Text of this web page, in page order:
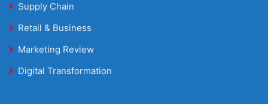
Supply Chain
Retail & Business
Marketing Review
Digital Transformation